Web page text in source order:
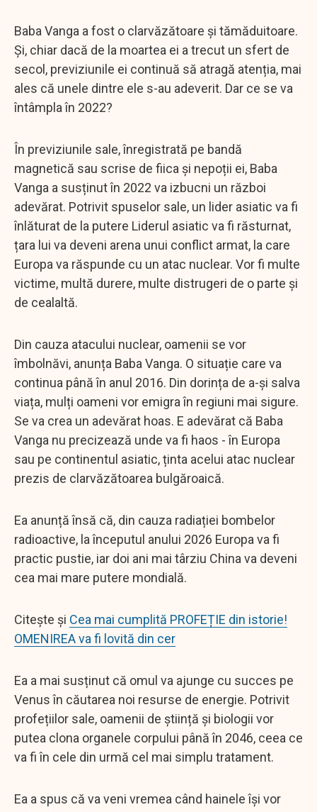
Baba Vanga a fost o clarvăzătoare și tămăduitoare.
Și, chiar dacă de la moartea ei a trecut un sfert de
secol, previziunile ei continuă să atragă atenția, mai
ales că unele dintre ele s-au adeverit. Dar ce se va
întâmpla în 2022?
În previziunile sale, înregistrată pe bandă
magnetică sau scrise de fiica și nepoții ei, Baba
Vanga a susținut în 2022 va izbucni un război
adevărat. Potrivit spuselor sale, un lider asiatic va fi
înlăturat de la putere Liderul asiatic va fi răsturnat,
țara lui va deveni arena unui conflict armat, la care
Europa va răspunde cu un atac nuclear. Vor fi multe
victime, multă durere, multe distrugeri de o parte și
de cealaltă.
Din cauza atacului nuclear, oamenii se vor
îmbolnăvi, anunța Baba Vanga. O situație care va
continua până în anul 2016. Din dorința de a-și salva
viața, mulți oameni vor emigra în regiuni mai sigure.
Se va crea un adevărat hoas. E adevărat că Baba
Vanga nu precizează unde va fi haos - în Europa
sau pe continentul asiatic, ținta acelui atac nuclear
prezis de clarvăzătoarea bulgăroaică.
Ea anunță însă că, din cauza radiației bombelor
radioactive, la începutul anului 2026 Europa va fi
practic pustie, iar doi ani mai târziu China va deveni
cea mai mare putere mondială.
Citește și Cea mai cumplită PROFEȚIE din istorie!
OMENIREA va fi lovită din cer
Ea a mai susținut că omul va ajunge cu succes pe
Venus în căutarea noi resurse de energie. Potrivit
profețiilor sale, oamenii de știință și biologii vor
putea clona organele corpului până în 2046, ceea ce
va fi în cele din urmă cel mai simplu tratament.
Ea a spus că va veni vremea când hainele își vor